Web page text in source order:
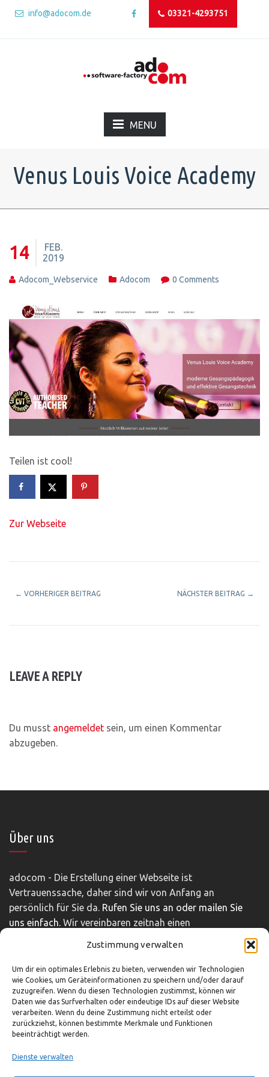
Zustimmung verwalten
Um dir ein optimales Erlebnis zu bieten, verwenden wir Technologien
wie Cookies, um Geräteinformationen zu speichern und/oder darauf
zuzugreifen. Wenn du diesen Technologien zustimmst, können wir
Daten wie das Surfverhalten oder eindeutige IDs auf dieser Website
verarbeiten. Wenn du deine Zustimmung nicht erteilst oder
zurückziehst, können bestimmte Merkmale und Funktionen
beeinträchtigt werden.
Dienste verwalten
info@adocom.de 03321-4293751
MENU
Venus Louis Voice Academy
14
FEB.
2019
Adocom_Webservice Adocom 0 Comments
Teilen ist cool!
Zur Webseite
← VORHERIGER BEITRAG NÄCHSTER BEITRAG →
LEAVE A REPLY
Du musst angemeldet sein, um einen Kommentar
abzugeben.
Über uns
adocom - Die Erstellung einer Webseite ist
Vertrauenssache, daher sind wir von Anfang an
persönlich für Sie da. Rufen Sie uns an oder mailen Sie
uns einfach. Wir vereinbaren zeitnah einen
Impressum|Disclaimer |Datenschutz
So können Sie uns erreichen